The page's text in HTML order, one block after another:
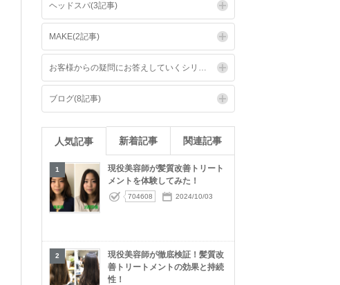
ヘッドスパ(3記事)
MAKE(2記事)
お客様からの疑問にお答えしていくシリーズ(6記事)
ブログ(8記事)
人気記事 新着記事 関連記事
1
現役美容師が髪質改善トリート
メントを体験してみた！
704608 2024/10/03
2
現役美容師が徹底検証！髪質改
善トリートメントの効果と持続
性！